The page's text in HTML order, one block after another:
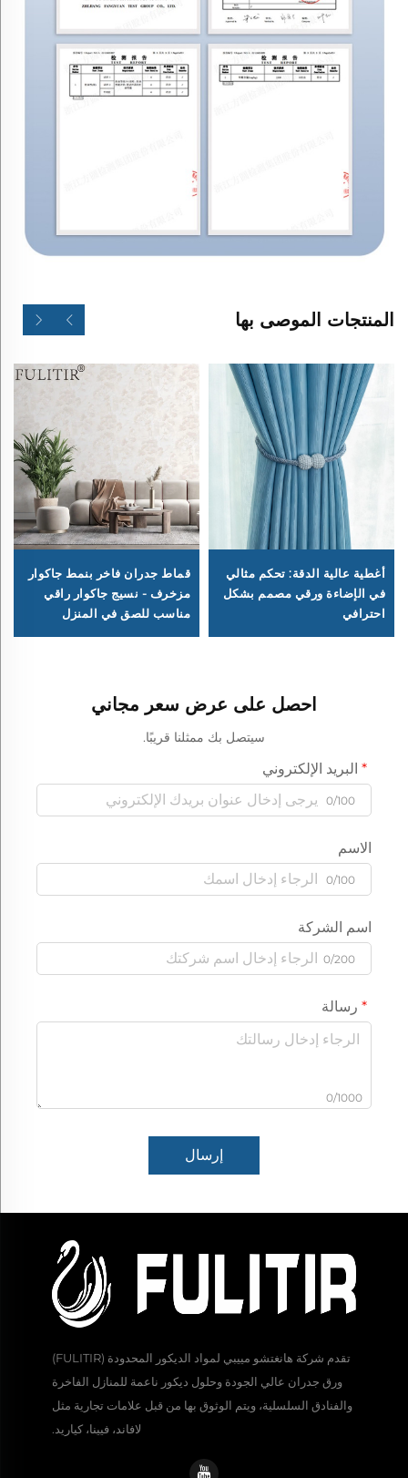
المنتجات الموصى بها
أغطية عالية الدقة: تحكم مثالي
في الإضاءة ورقي مصمم بشكل
احترافي
قماط جدران فاخر بنمط جاكوار
مزخرف - نسيج جاكوار راقي
مناسب للصق في المنزل
احصل على عرض سعر مجاني
سيتصل بك ممثلنا قريبًا.
البريد الإلكتروني
0/100
الاسم
0/100
اسم الشركة
0/200
رسالة
0/1000
إرسال
تقدم شركة هانغتشو مييبي لمواد الديكور المحدودة (FULITIR)
ورق جدران عالي الجودة وحلول ديكور ناعمة للمنازل الفاخرة
والفنادق السلسلية، ويتم الوثوق بها من قبل علامات تجارية مثل
لافاند، فيينا، كياريد.